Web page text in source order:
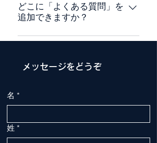
ジネスについてよく聞かれる質問
に回答を提供する場所として利用
サイト訪問者があなたのビジネス
に関する質問の答えをすばやく見
でのユーザー体験の向上に繋がり
どこに「よくある質問」を
追加できますか？
「よくある質問」はサイトや Wix
追加することができます。
メッセージをどうぞ
名 *
姓 *